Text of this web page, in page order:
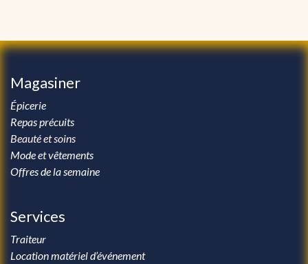
Magasiner
Épicerie
Repas précuits
Beauté et soins
Mode et vêtements
Offres de la semaine
Services
Traiteur
Location matériel d’événement